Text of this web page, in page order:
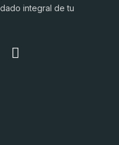
integral de tu
T
w